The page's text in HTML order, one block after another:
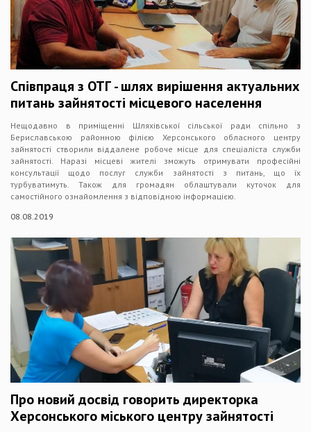
Співпраця з ОТГ - шлях вирішення актуальних
питань зайнятості місцевого населення
Нещодавно в приміщенні Шляхівської сільської ради спільно з
Бериславською районною філією Херсонського обласного центру
зайнятості створили віддалене робоче місце для спеціаліста служби
зайнятості. Наразі місцеві жителі зможуть отримувати професійні
консультації щодо послуг служби зайнятості з питань, що їх
турбуватимуть. Також для громадян облаштували куточок для
самостійного ознайомлення з відповідною інформацією.
08.08.2019
Про новий досвід говорить директорка
Херсонського міського центру зайнятості